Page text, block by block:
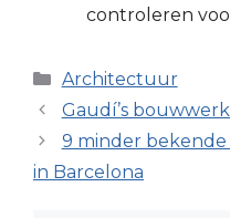
controleren
Categorieën
Architectuur
Gaudí’s
9 minder
in Barcelona